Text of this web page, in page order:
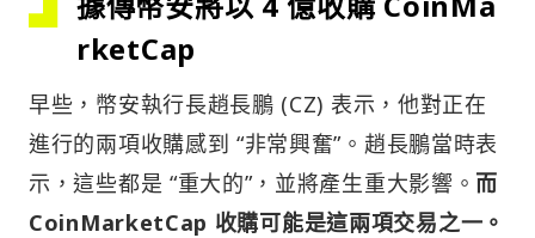
rketCap
早些，幣安執行長趙長鵬 (CZ) 表示，他對正在
進行的兩項收購感到 “非常興奮”。趙長鵬當時表
示，這些都是 “重大的”，並將產生重大影響。 而
CoinMarketCap 收購可能是這兩項交易之一。